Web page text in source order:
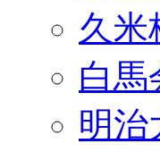
久米
白馬
明治